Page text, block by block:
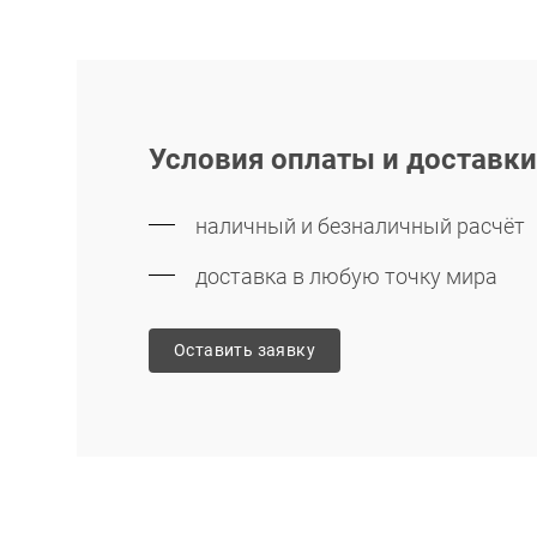
Условия оплаты и доставки
наличный и безналичный расчёт
доставка в любую точку мира
Оставить заявку